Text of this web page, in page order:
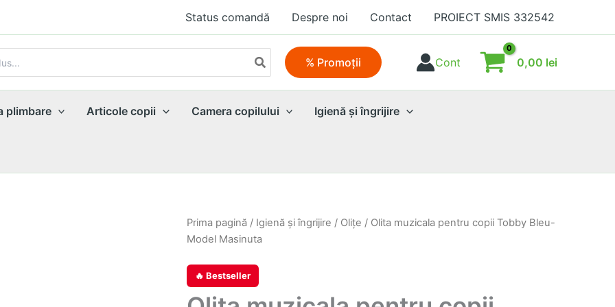
Status comandă Despre noi Contact PROIECT SMIS 332542
% Promoţii Cont 0,00 lei
plimbare Articole copii Camera copilului Igienă şi îngrijire
Prima pagină / Igienă şi îngrijire / Oliţe / Olita muzicala pentru copii Tobby Bleu-
Model Masinuta
🔥 Bestseller